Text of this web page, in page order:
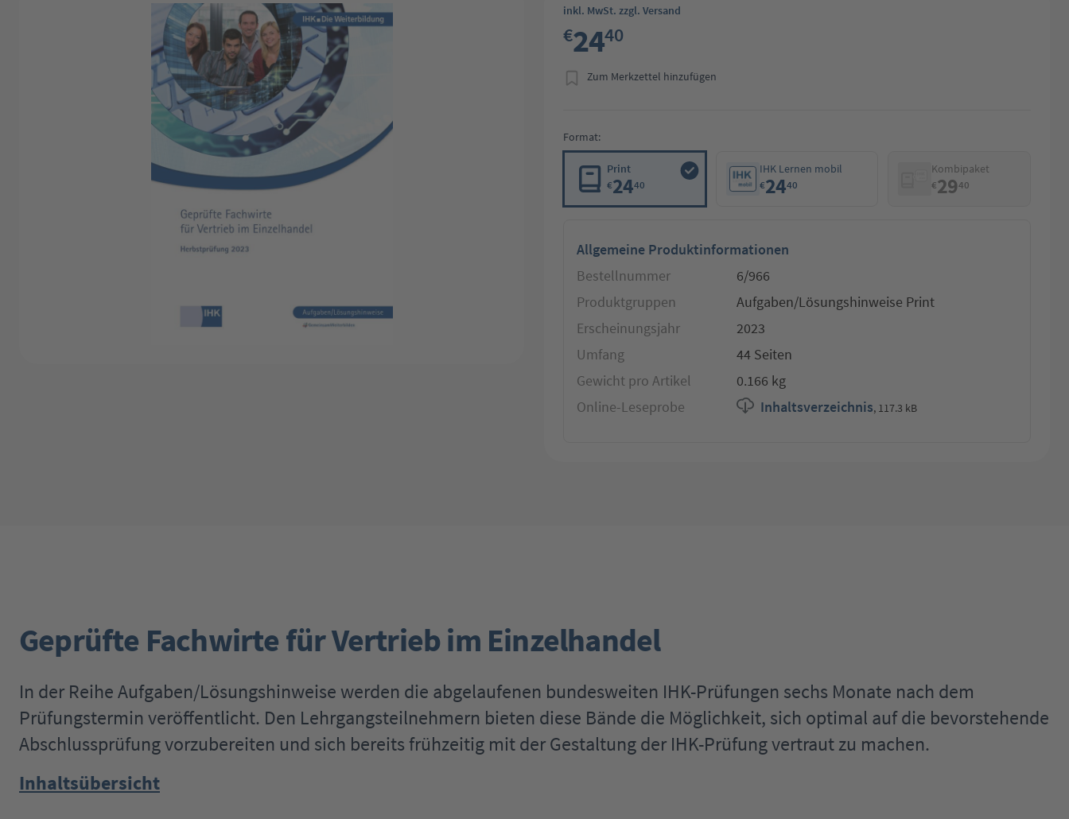
inkl. MwSt. zzgl. Versand
€2440
Zum Merkzettel hinzufügen
Format:
Print
€2440
IHK Lernen mobil
€2440
Kombipaket
€2940
Allgemeine Produktinformationen
Bestellnummer
6/966
Produktgruppen
Aufgaben/Lösungshinweise Print
Erscheinungsjahr
2023
Umfang
44 Seiten
Gewicht pro Artikel
0.166 kg
Online-Leseprobe
Inhaltsverzeichnis, 117.3 kB
Geprüfte Fachwirte für Vertrieb im Einzelhandel
In der Reihe Aufgaben/Lösungshinweise werden die abgelaufenen bundesweiten IHK-Prüfungen sechs Monate nach dem
Prüfungstermin veröffentlicht. Den Lehrgangsteilnehmern bieten diese Bände die Möglichkeit, sich optimal auf die bevorstehende
Abschlussprüfung vorzubereiten und sich bereits frühzeitig mit der Gestaltung der IHK-Prüfung vertraut zu machen.
Inhaltsübersicht